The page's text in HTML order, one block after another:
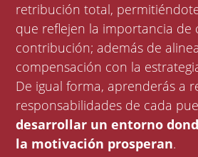
retribución total,
que reflejen la importancia de
contribución; además de
compensación con la
De igual forma, aprenderás a
responsabilidades de cada
desarrollar un entorno
la motivación prosperan.